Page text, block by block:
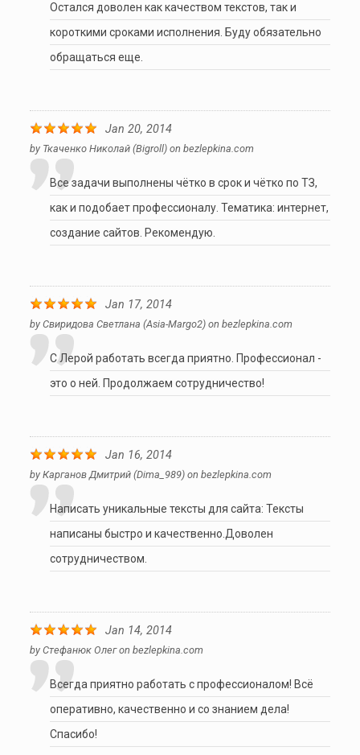
Остался доволен как качеством текстов, так и
короткими сроками исполнения. Буду обязательно
обращаться еще.
Jan 20, 2014
by Ткаченко Николай (bigroll)on bezlepkina.com
Все задачи выполнены чётко в срок и чётко по ТЗ,
как и подобает профессионалу. Тематика: интернет,
создание сайтов. Рекомендую.
Jan 17, 2014
by Свиридова Светлана (asia-Margo2)on bezlepkina.com
C Лерой работать всегда приятно. Профессионал -
это о ней. Продолжаем сотрудничество!
Jan 16, 2014
by Карганов Дмитрий (dima_989)on bezlepkina.com
Написать уникальные тексты для сайта: Тексты
написаны быстро и качественно.Доволен
сотрудничеством.
Jan 14, 2014
by Стефанюк Олегon bezlepkina.com
Всегда приятно работать с профессионалом! Всё
оперативно, качественно и со знанием дела!
Спасибо!